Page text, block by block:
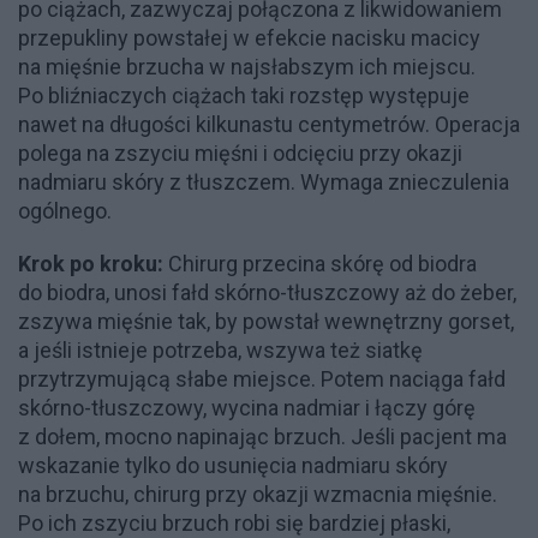
po ciążach, zazwyczaj połączona z likwidowaniem
przepukliny powstałej w efekcie nacisku macicy
na mięśnie brzucha w najsłabszym ich miejscu.
Po bliźniaczych ciążach taki rozstęp występuje
nawet na długości kilkunastu centymetrów. Operacja
polega na zszyciu mięśni i odcięciu przy okazji
nadmiaru skóry z tłuszczem. Wymaga znieczulenia
ogólnego.
Krok po kroku: Chirurg przecina skórę od biodra
do biodra, unosi fałd skórno-tłuszczowy aż do żeber,
zszywa mięśnie tak, by powstał wewnętrzny gorset,
a jeśli istnieje potrzeba, wszywa też siatkę
przytrzymującą słabe miejsce. Potem naciąga fałd
skórno-tłuszczowy, wycina nadmiar i łączy górę
z dołem, mocno napinając brzuch. Jeśli pacjent ma
wskazanie tylko do usunięcia nadmiaru skóry
na brzuchu, chirurg przy okazji wzmacnia mięśnie.
Po ich zszyciu brzuch robi się bardziej płaski,